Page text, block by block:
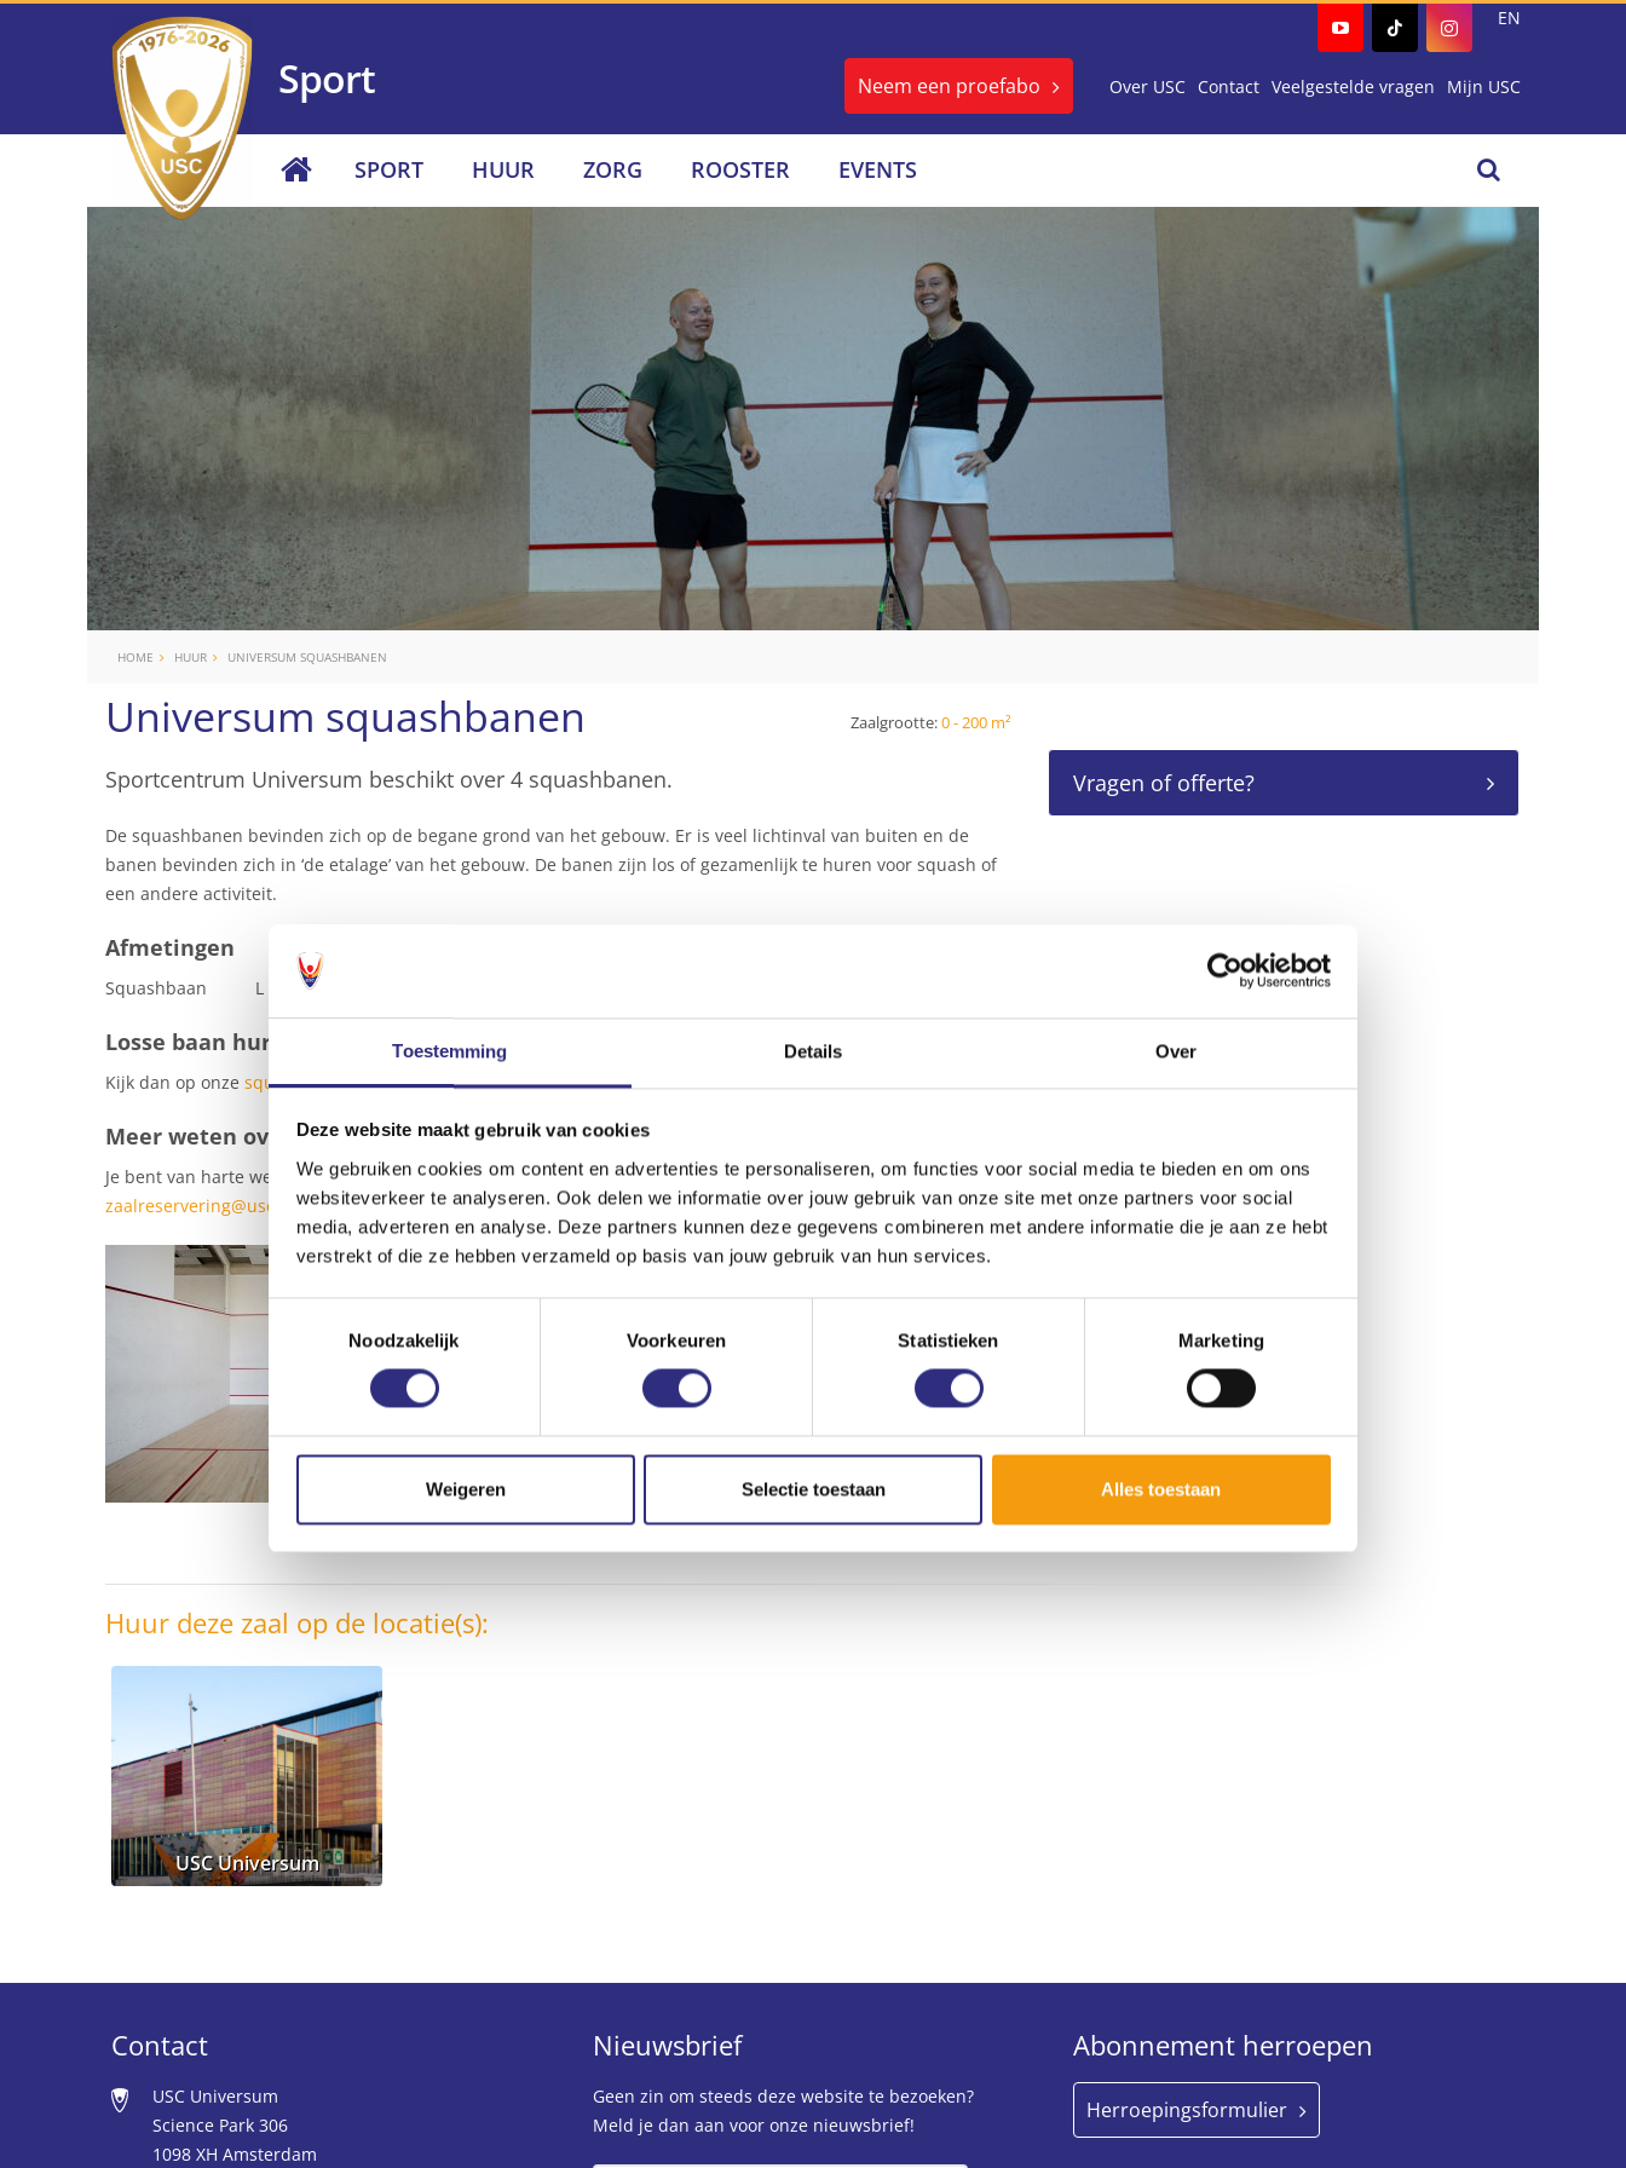
Toestemming Details Over
Deze website maakt gebruik van cookies
We gebruiken cookies om content en advertenties te personaliseren, om functies voor social media te bieden en om ons
websiteverkeer te analyseren. Ook delen we informatie over jouw gebruik van onze site met onze partners voor social
media, adverteren en analyse. Deze partners kunnen deze gegevens combineren met andere informatie die je aan ze hebt
verstrekt of die ze hebben verzameld op basis van jouw gebruik van hun services.
Toestemmingsselectie
Noodzakelijk
Voorkeuren Statistieken Marketing
Weigeren Selectie toestaan Alles toestaan
Sport
EN
Neem een proefabo Over USC Contact Veelgestelde vragen Mijn USC
SPORT HUUR ZORG ROOSTER EVENTS
HOME HUUR UNIVERSUM SQUASHBANEN
Zaalgrootte:0 - 200 m²
Universum squashbanen
Sportcentrum Universum beschikt over 4 squashbanen.
De squashbanen bevinden zich op de begane grond van het gebouw. Er is veel lichtinval van buiten en de
banen bevinden zich in ‘de etalage’ van het gebouw. De banen zijn los of gezamenlijk te huren voor squash of
een andere activiteit.
Afmetingen
Squashbaan L 9,75 B 6,40 H 5,67
Losse baan huren?
Kijk dan op onze squash sportpaginaof bel met de balie (020) 240 64 10.
Meer weten over het huren van een vaste baan?
Je bent van harte welkom om deze ruimte te bezichtigen. Vraag naar de mogelijkheden via
zaalreservering@uscsport.nlof bel (020) 240 64 10.
Vragen of offerte?
Huur deze zaal op de locatie(s):
USC Universum
Contact
USC Universum
Science Park 306
1098 XH Amsterdam
Nieuwsbrief
Geen zin om steeds deze website te bezoeken?
Meld je dan aan voor onze nieuwsbrief!
Abonnement herroepen
Herroepingsformulier